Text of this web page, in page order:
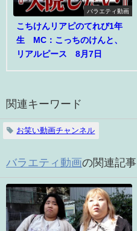
バラエティ動画
こちけんリアピのてれび1年
生 MC：こっちのけんと、
リアルピース 8月7日
関連キーワード
お笑い動画チャンネル
バラエティ動画の関連記事